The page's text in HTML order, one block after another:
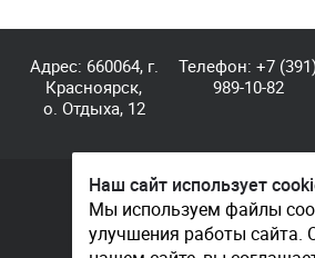
Адрес: 660064, г.
Красноярск,
о. Отдыха, 12
Телефон:+7
989-10-82
© КГАУ «Центр спортивной
Документы
Наш сайт использует
Мы используем файлы
улучшения работы сайта.